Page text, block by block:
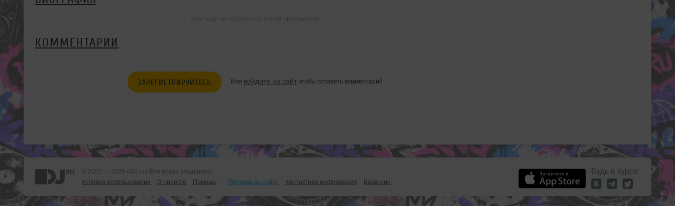
КОММЕНТАРИИ
ЗАРЕГИСТРИРУЙТЕСЬ Или войдите на сайтчтобы оставить комментарий
© 2001 — 2026 «DJ.ru» Все права защищены.
Условия использования
О проекте Помощь Реклама на сайте Контактная информация Вакансии
Будь в курсе: